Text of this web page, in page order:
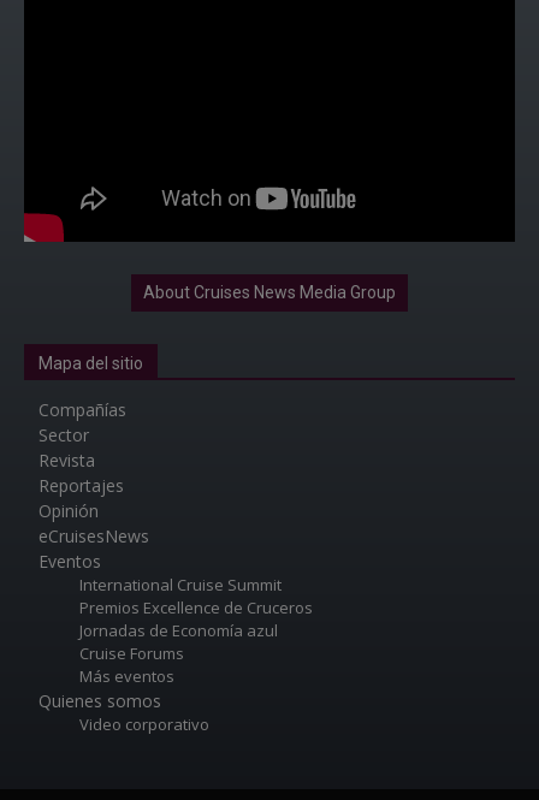
About Cruises News Media Group
Mapa del sitio
Compañías
Sector
Revista
Reportajes
Opinión
eCruisesNews
Eventos
International Cruise Summit
Premios Excellence de Cruceros
Jornadas de Economía azul
Cruise Forums
Más eventos
Quienes somos
Video corporativo